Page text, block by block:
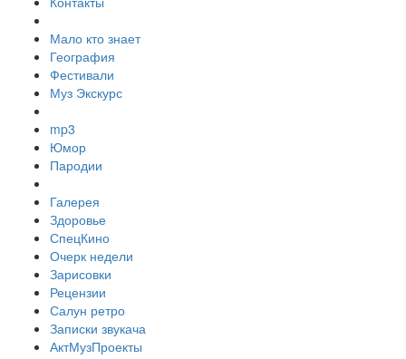
Мало кто знает
География
Фестивали
Муз Экскурс
mp3
Юмор
Пародии
Галерея
Здоровье
СпецКино
Очерк недели
Зарисовки
Рецензии
Салун ретро
Записки звукача
АктМузПроекты